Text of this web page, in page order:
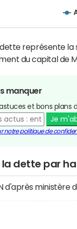
dette représente
du capital de
manquer
astuces et bons
Je
notre politique de
la dette par
d'après ministère